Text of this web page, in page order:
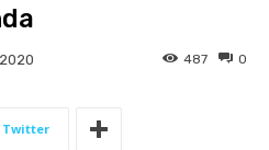
0
487
Twitter